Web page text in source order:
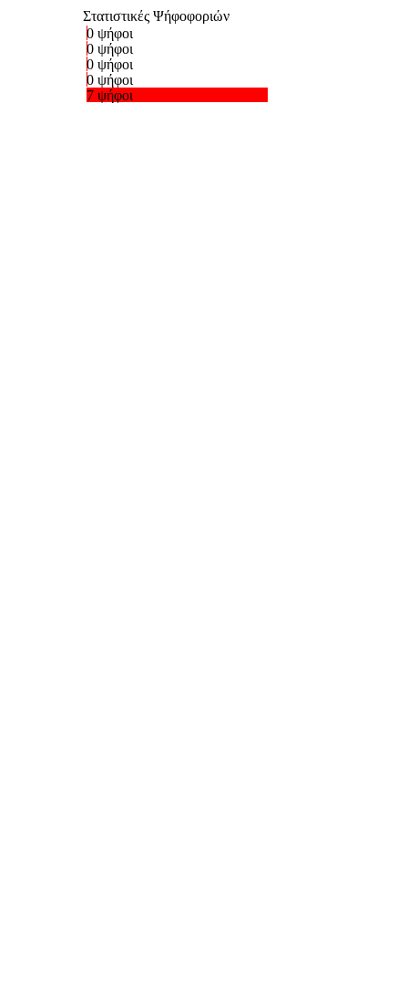
Στατιστικές Ψήφοφοριών
0 ψήφοι
0 ψήφοι
0 ψήφοι
0 ψήφοι
7 ψήφοι